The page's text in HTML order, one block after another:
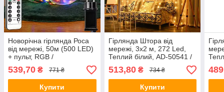
Новорічна гірлянда Роса
від мережі, 50м (500 LED)
+ пульт, RGB /
Світлодіодна гірлянда
нитка / LED гірлянда на
ялинку
539,70 ₴ 771 ₴
Купити
Гірлянда Штора від
мережі, 3х2 м, 272 Led,
Теплий білий, AD-50541 /
Світлодіодна новорічна
гірлянда завіса
513,80₴ 734 ₴
Купити